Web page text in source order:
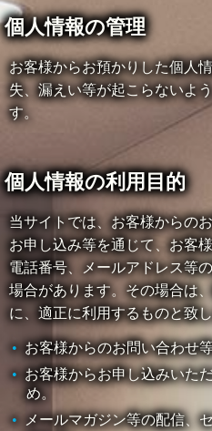
個人情報の管理
お客様からお預かりした個人
失、漏えい等が起こらないよ
す。
個人情報の利用目的
当サイトでは、お客様からの
お申し込み等を通じて、お客
電話番号、メールアドレス等
場合があります。その場合は
に、適正に利用するものと致し
お客様からのお問い合わせ
お客様からお申し込みいた
め。
メールマガジン等の配信、